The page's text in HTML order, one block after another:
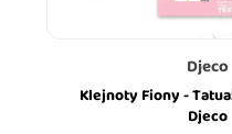
Djeco
Klejnoty Fiony -
Djeco